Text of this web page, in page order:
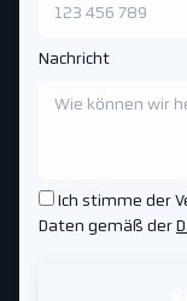
Nachricht
Ich stimme der
Daten gemäß der